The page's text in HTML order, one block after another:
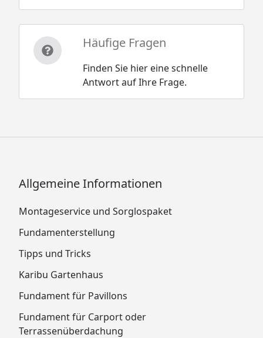
Häufige Fragen
Finden Sie hier eine schnelle
Antwort auf Ihre Frage.
Allgemeine Informationen
Montageservice und Sorglospaket
Fundamenterstellung
Tipps und Tricks
Karibu Gartenhaus
Fundament für Pavillons
Fundament für Carport oder
Terrassenüberdachung